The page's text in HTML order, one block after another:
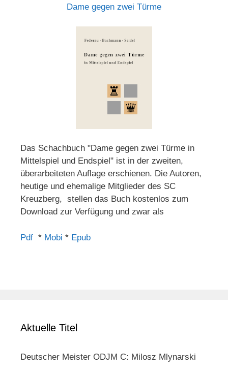
Dame gegen zwei Türme
Das Schachbuch "Dame gegen zwei Türme in
Mittelspiel und Endspiel" ist in der zweiten,
überarbeiteten Auflage erschienen. Die Autoren,
heutige und ehemalige Mitglieder des SC
Kreuzberg, stellen das Buch kostenlos zum
Download zur Verfügung und zwar als
Pdf * Mobi * Epub
Aktuelle Titel
Deutscher Meister ODJM C: Milosz Mlynarski